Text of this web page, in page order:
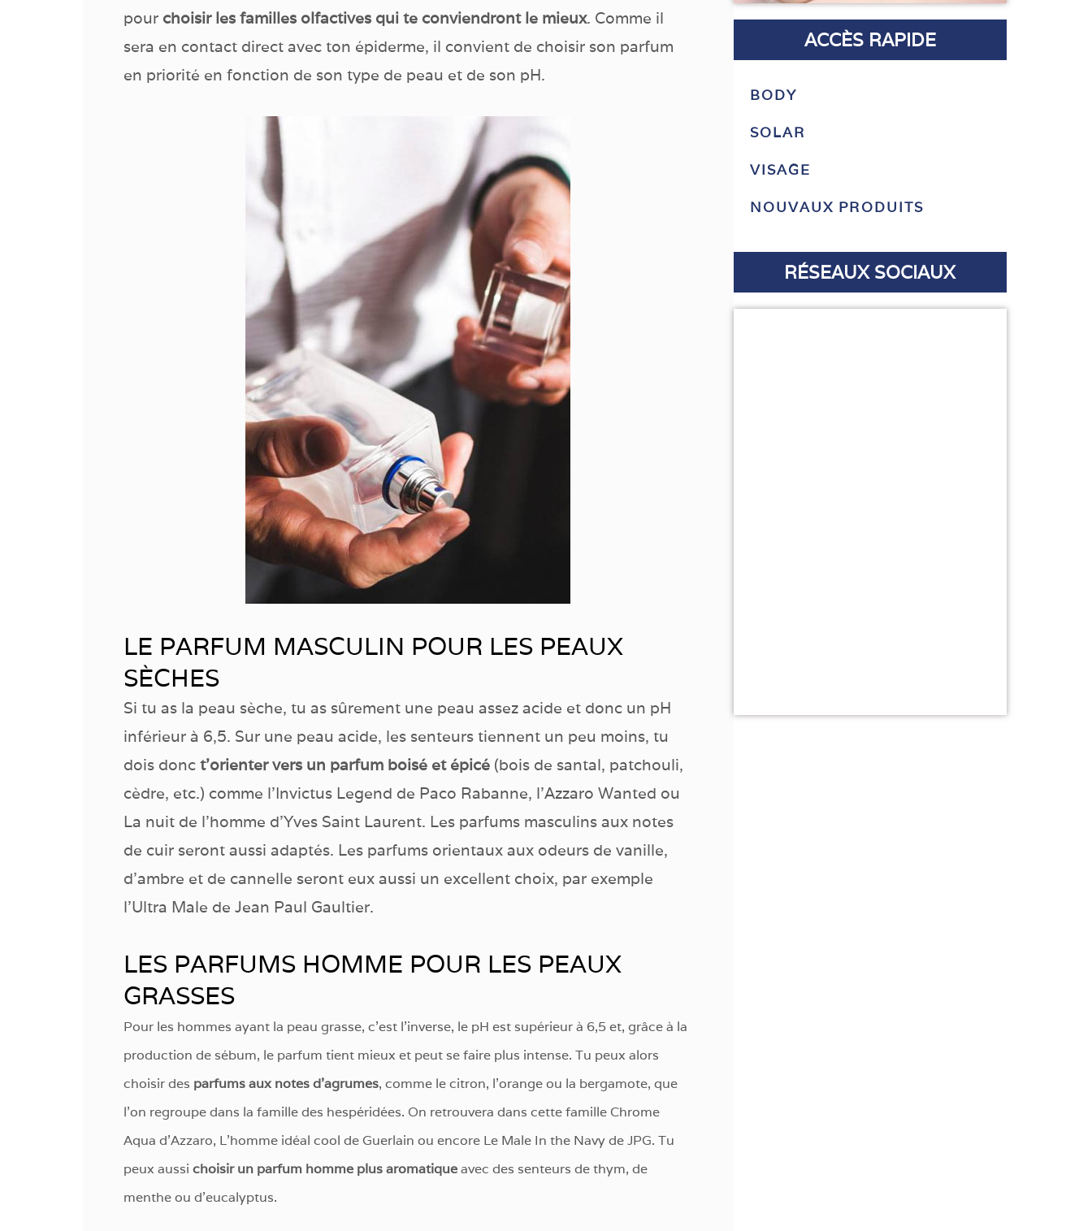
pour choisir les familles olfactives qui te conviendront le mieux. Comme il
sera en contact direct avec ton épiderme, il convient de choisir son parfum
en priorité en fonction de son type de peau et de son pH.
LE PARFUM MASCULIN POUR LES PEAUX
SÈCHES
Si tu as la peau sèche, tu as sûrement une peau assez acide et donc un pH
inférieur à 6,5. Sur une peau acide, les senteurs tiennent un peu moins, tu
dois donc t’orienter vers un parfum boisé et épicé (bois de santal, patchouli,
cèdre, etc.) comme l’Invictus Legend de Paco Rabanne, l’Azzaro Wanted ou
La nuit de l’homme d’Yves Saint Laurent. Les parfums masculins aux notes
de cuir seront aussi adaptés. Les parfums orientaux aux odeurs de vanille,
d’ambre et de cannelle seront eux aussi un excellent choix, par exemple
l’Ultra Male de Jean Paul Gaultier.
LES PARFUMS HOMME POUR LES PEAUX
GRASSES
Pour les hommes ayant la peau grasse, c’est l’inverse, le pH est supérieur à 6,5 et, grâce à la
production de sébum, le parfum tient mieux et peut se faire plus intense. Tu peux alors
choisir des parfums aux notes d’agrumes, comme le citron, l’orange ou la bergamote, que
l’on regroupe dans la famille des hespéridées. On retrouvera dans cette famille Chrome
Aqua d’Azzaro, L’homme idéal cool de Guerlain ou encore Le Male In the Navy de JPG. Tu
peux aussi choisir un parfum homme plus aromatiqueavec des senteurs de thym, de
menthe ou d’eucalyptus.
ACCÈS RAPIDE
BODY
SOLAR
VISAGE
NOUVAUX PRODUITS
RÉSEAUX SOCIAUX